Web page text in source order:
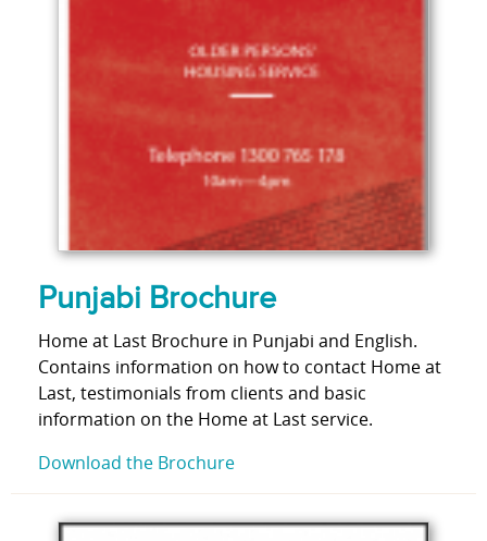
Punjabi Brochure
Home at Last Brochure in Punjabi and English.
Contains information on how to contact Home at
Last, testimonials from clients and basic
information on the Home at Last service.
Download the Brochure